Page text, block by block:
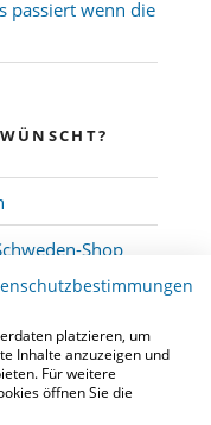
passiert wenn die
Shop
platzieren, um
Inhalte anzuzeigen und
Für weitere
öffnen Sie die